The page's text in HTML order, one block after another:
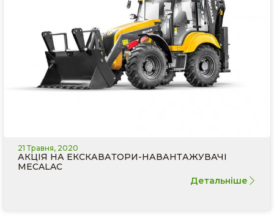
21 Травня, 2020
АКЦІЯ НА ЕКСКАВАТОРИ-НАВАНТАЖУВАЧІ
MECALAC
Детальніше